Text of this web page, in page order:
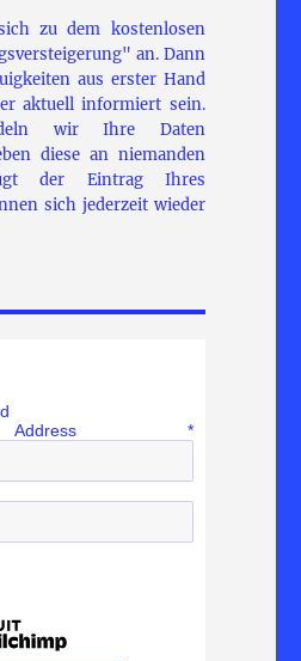
zu dem kostenlosen
an. Dann
aus erster Hand
aktuell informiert sein.
wir Ihre Daten
diese an niemanden
der Eintrag Ihres
sich jederzeit wieder
*